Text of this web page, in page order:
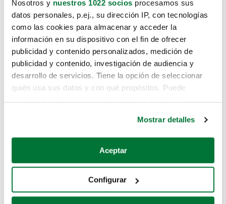
Nosotros y nuestros 1022 socios procesamos sus
datos personales, p.ej., su dirección IP, con tecnologías
como las cookies para almacenar y acceder la
información en su dispositivo con el fin de ofrecer
publicidad y contenido personalizados, medición de
publicidad y contenido, investigación de audiencia y
desarrollo de servicios. Tiene la opción de seleccionar
quién usa sus datos y con qué propósitos. Puede
Si lo permite, también quisiéramos:
Recopilar información sobre su ubicación geográfica
Identificar su dispositivo analizándolo activamente
para buscar características específicas (huellas
Mostrar detalles
Aceptar
Configurar
Lo sentimos, no sabemos como
te hemos traido hasta aquí.
Pero puedes encontrar el coche que estás
buscando en alguno de estos enlaces:
Coches de segunda mano
Coches de km0